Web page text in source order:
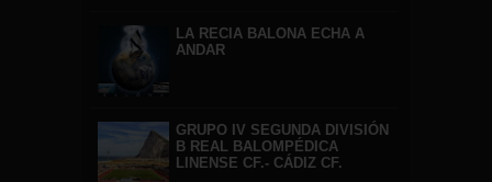
LA RECIA BALONA ECHA A
ANDAR
GRUPO IV SEGUNDA DIVISIÓN
B REAL BALOMPÉDICA
LINENSE CF.- CÁDIZ CF.